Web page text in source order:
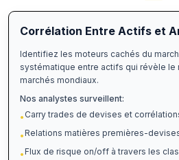
Corrélation Entre Actifs et
Identifiez les moteurs cachés du
systématique entre actifs qui révèle
marchés mondiaux.
Nos analystes surveillent:
• Carry trades de devises et
•Relations matières premières-
•Flux de risque on/off à travers les